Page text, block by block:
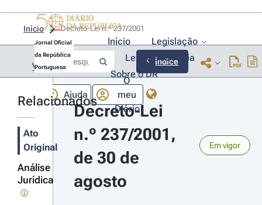
Jornal Oficial
da República
Portuguesa
Início
Legislação
Lexionário
Lia
Sobre o DR
Ajuda
O
meu
Diário
Início
Voltar Índice
Relacionados
Ato
Original
Análise
Jurídica
Decreto-Lei
n.º 237/2001,
de 30 de
agosto
Em vigor